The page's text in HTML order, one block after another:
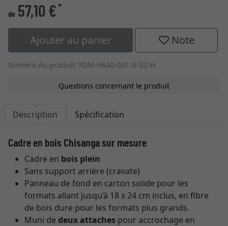
de 57,10 €*
Ajouter au panier Note
Numéro du produit: FDM-H640-001-N-SZ-H
Questions concernant le produit
Description Spécification
Cadre en bois Chisanga sur mesure
Cadre en bois plein
Sans support arrière (cravate)
Panneau de fond en carton solide pour les
formats allant jusqu’à 18 x 24 cm inclus, en fibre
de bois dure pour les formats plus grands.
Muni de deux attaches pour accrochage en